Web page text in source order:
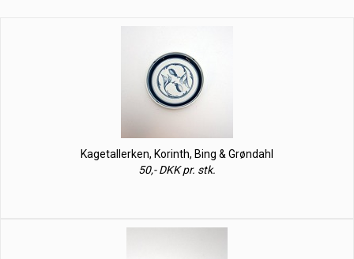
Kagetallerken, Korinth, Bing & Grøndahl
50,- DKK pr. stk.